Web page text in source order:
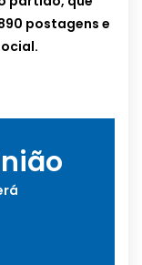
postagens e